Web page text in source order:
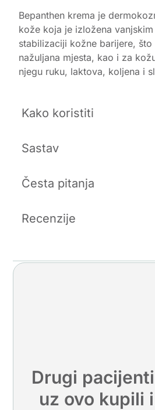
Bepanthen krema je
kože koja je izložena
stabilizaciji kožne barijere,
nažuljana mjesta, kao i za
njegu ruku, laktova, koljena i
Kako koristiti
Sastav
Česta pitanja
Recenzije
Drugi
uz ovo kupili